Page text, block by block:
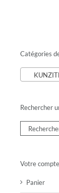
Catégories
Rechercher
Votre compte
Panier